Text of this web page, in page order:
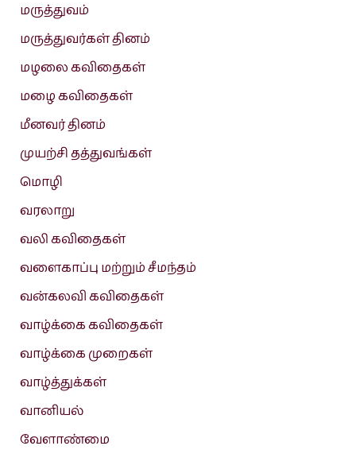
மருத்துவம்
மருத்துவர்கள் தினம்
மழலை கவிதைகள்
மழை கவிதைகள்
மீனவர் தினம்
முயற்சி தத்துவங்கள்
மொழி
வரலாறு
வலி கவிதைகள்
வளைகாப்பு மற்றும் சீமந்தம்
வன்கலவி கவிதைகள்
வாழ்க்கை கவிதைகள்
வாழ்க்கை முறைகள்
வாழ்த்துக்கள்
வானியல்
வேளாண்மை